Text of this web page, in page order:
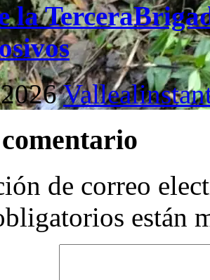
la
de correo
están